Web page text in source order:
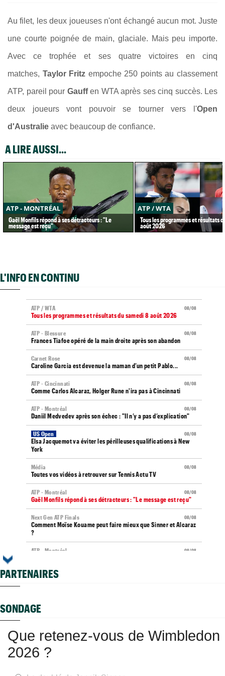
Au filet, les deux joueuses n'ont échangé aucun mot. Juste
une courte poignée de main, glaciale. Mais peu importe.
Avec ce trophée et ses quatre victoires en cinq
matches, Taylor Fritz empoche 250 points au classement
ATP, pareil pour Gauffen WTA après ses cinq succès. Les
deux joueurs vont pouvoir se tourner vers l'Open
d'Australie avec beaucoup de confiance.
A LIRE AUSSI...
ATP - MONTRÉAL
Gaël Monfils répond à ses détracteurs : "Le
message est reçu"
ATP / WTA
Tous les programmes et résultats
août 2026
L'INFO EN CONTINU
08/08
ATP / WTA
Tous les programmes et résultats du samedi 8 août 2026
08/08
ATP - Blessure
Frances Tiafoe opéré de la main droite après son abandon
08/08
Carnet Rose
Caroline Garcia est devenue la maman d’un petit Pablo...
08/08
ATP - Cincinnati
Comme Carlos Alcaraz, Holger Rune n'ira pas à Cincinnati
08/08
ATP - Montréal
Daniil Medvedev après son échec : "Il n’y a pas d’explication"
08/08
US Open
Elsa Jacquemot va éviter les périlleuses qualifications à New
York
08/08
Média
Toutes vos vidéos à retrouver sur Tennis Actu TV
08/08
ATP - Montréal
Gaël Monfils répond à ses détracteurs : "Le message est reçu"
08/08
Next Gen ATP Finals
Comment Moïse Kouame peut faire mieux que Sinner et Alcaraz
?
08/08
ATP - Montréal
Istanbul (CH)
08/08
Grodzisk Mazowiecki (CH)
Mathys Erhard passe à quelques points d'une finale
WTA - Toronto
PARTENAIRES
SONDAGE
Que retenez-vous de Wimbledon
2026 ?